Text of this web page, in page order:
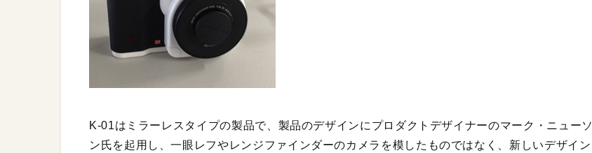
K-01はミラーレスタイプの製品で、製品のデザインにプロダクトデザイナーのマーク・ニューソ
ン氏を起用し、一眼レフやレンジファインダーのカメラを模したものではなく、新しいデザイン